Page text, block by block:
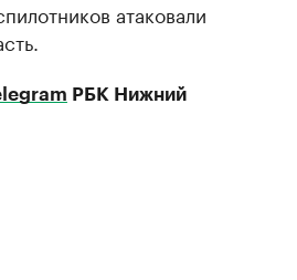
атаковали
РБК Нижний